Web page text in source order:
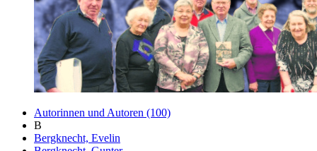
Autorinnen und Autoren (100)
B
Bergknecht, Evelin